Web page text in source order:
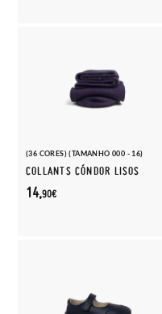
(36 CORES) (TAMANHO 000 - 16)
COLLANTS CÓNDOR LISOS
14,90€